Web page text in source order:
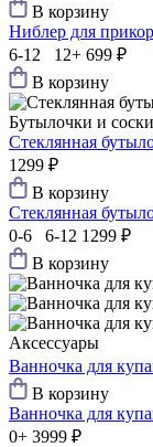
В корзину
Ниблер для
6-12 12+ 699 ₽
В корзину
Бутылочки и
Стеклянная
1299 ₽
В корзину
Стеклянная
0-6 6-12 1299 ₽
В корзину
Аксессуары
Ванночка для
В корзину
Ванночка для
0+ 3999 ₽